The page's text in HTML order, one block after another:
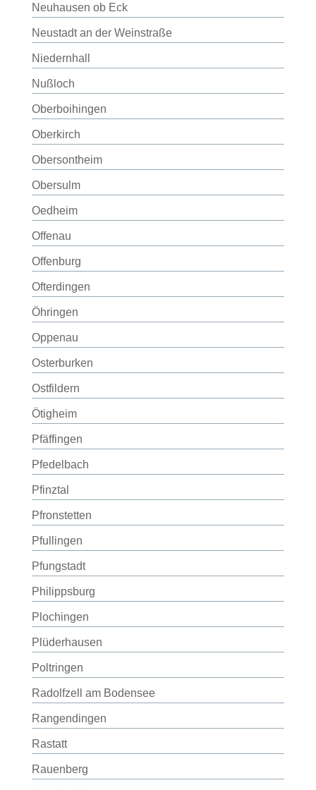
Neuhausen ob Eck
Neustadt an der Weinstraße
Niedernhall
Nußloch
Oberboihingen
Oberkirch
Obersontheim
Obersulm
Oedheim
Offenau
Offenburg
Ofterdingen
Öhringen
Oppenau
Osterburken
Ostfildern
Ötigheim
Pfäffingen
Pfedelbach
Pfinztal
Pfronstetten
Pfullingen
Pfungstadt
Philippsburg
Plochingen
Plüderhausen
Poltringen
Radolfzell am Bodensee
Rangendingen
Rastatt
Rauenberg